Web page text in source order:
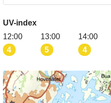
UV-index
12:00
4
13:00
5
14:00
4